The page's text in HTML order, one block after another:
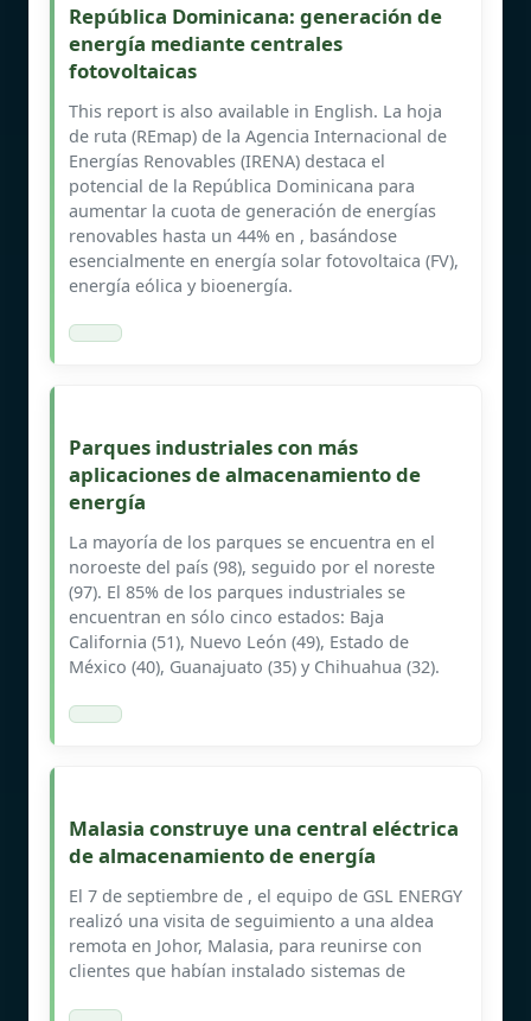
República Dominicana: generación de
energía mediante centrales
fotovoltaicas
This report is also available in English. La hoja
de ruta (REmap) de la Agencia Internacional de
Energías Renovables (IRENA) destaca el
potencial de la República Dominicana para
aumentar la cuota de generación de energías
renovables hasta un 44% en , basándose
esencialmente en energía solar fotovoltaica (FV),
energía eólica y bioenergía.
Parques industriales con más
aplicaciones de almacenamiento de
energía
La mayoría de los parques se encuentra en el
noroeste del país (98), seguido por el noreste
(97). El 85% de los parques industriales se
encuentran en sólo cinco estados: Baja
California (51), Nuevo León (49), Estado de
México (40), Guanajuato (35) y Chihuahua (32).
Malasia construye una central eléctrica
de almacenamiento de energía
El 7 de septiembre de , el equipo de GSL ENERGY
realizó una visita de seguimiento a una aldea
remota en Johor, Malasia, para reunirse con
clientes que habían instalado sistemas de